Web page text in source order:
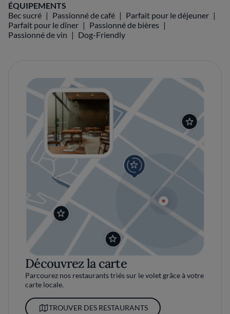
ÉQUIPEMENTS
Bec sucré
Passionné de café
Parfait pour le déjeuner
Parfait pour le dîner
Passionné de bières
Passionné de vin
Dog-Friendly
Découvrez la carte
Parcourez nos restaurants triés sur le volet grâce à votre
carte locale.
TROUVER DES RESTAURANTS